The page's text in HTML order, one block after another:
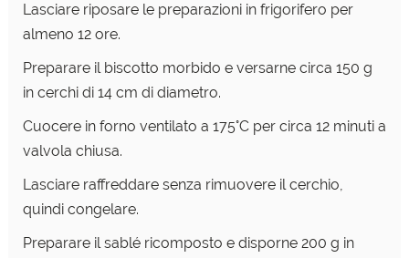
Lasciare riposare le preparazioni in frigorifero per
almeno 12 ore.
Preparare il biscotto morbido e versarne circa 150 g
in cerchi di 14 cm di diametro.
Cuocere in forno ventilato a 175°C per circa 12 minuti a
valvola chiusa.
Lasciare raffreddare senza rimuovere il cerchio,
quindi congelare.
Preparare il sablé ricomposto e disporne 200 g in